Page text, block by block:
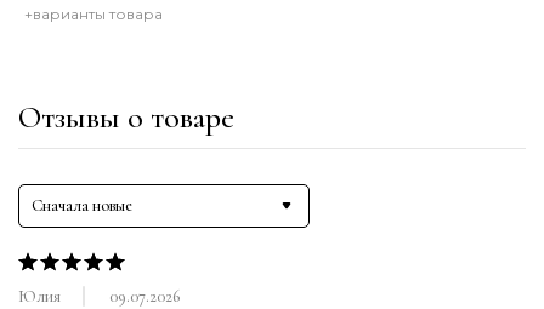
+варианты товара
Отзывы о товаре
Сначала новые
Юлия 09.07.2026